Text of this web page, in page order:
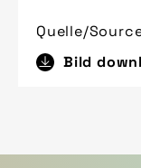
Quelle/
Bild